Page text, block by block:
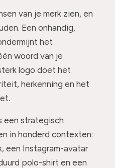
van je merk zien, en
Een onhandig,
het
woord van je
logo doet het
herkenning en het
een strategisch
in honderd contexten:
een Instagram-avatar
polo-shirt en een